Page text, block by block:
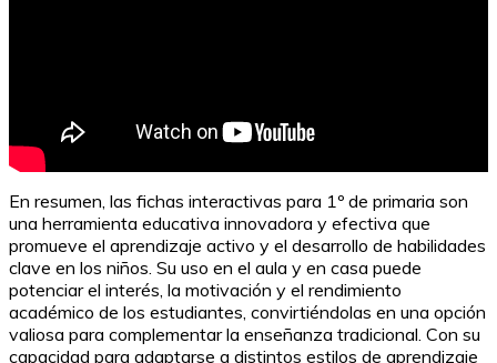
En resumen, las fichas interactivas para 1º de primaria son
una herramienta educativa innovadora y efectiva que
promueve el aprendizaje activo y el desarrollo de habilidades
clave en los niños. Su uso en el aula y en casa puede
potenciar el interés, la motivación y el rendimiento
académico de los estudiantes, convirtiéndolas en una opción
valiosa para complementar la enseñanza tradicional. Con su
capacidad para adaptarse a distintos estilos de aprendizaje